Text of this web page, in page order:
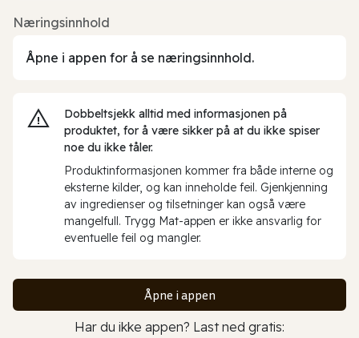
Næringsinnhold
Åpne i appen for å se næringsinnhold.
Dobbeltsjekk alltid med informasjonen på
produktet, for å være sikker på at du ikke spiser
noe du ikke tåler.
Produktinformasjonen kommer fra både interne og
eksterne kilder, og kan inneholde feil. Gjenkjenning
av ingredienser og tilsetninger kan også være
mangelfull. Trygg Mat-appen er ikke ansvarlig for
eventuelle feil og mangler.
Åpne i appen
Har du ikke appen? Last ned gratis: